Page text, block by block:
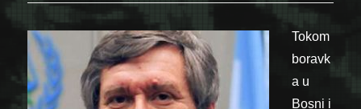
Tokom
boravk
a u
Bosni i